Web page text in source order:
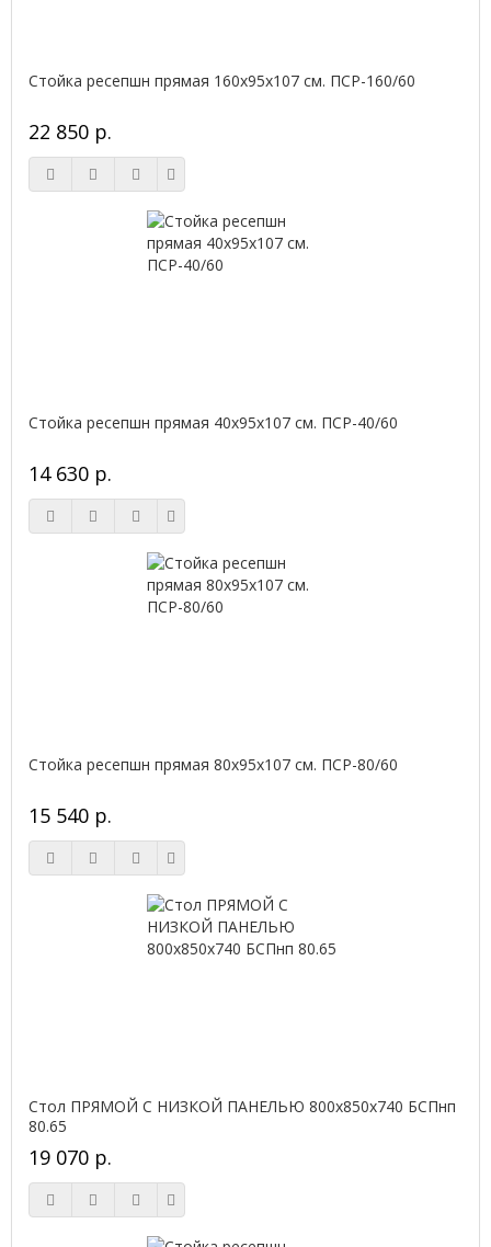
Стойка ресепшн прямая 160х95х107 см. ПСР-160/60
22 850 р.
Стойка ресепшн прямая 40х95х107 см. ПСР-40/60
14 630 р.
Стойка ресепшн прямая 80х95х107 см. ПСР-80/60
15 540 р.
Стол ПРЯМОЙ С НИЗКОЙ ПАНЕЛЬЮ 800х850х740 БСПнп
80.65
19 070 р.